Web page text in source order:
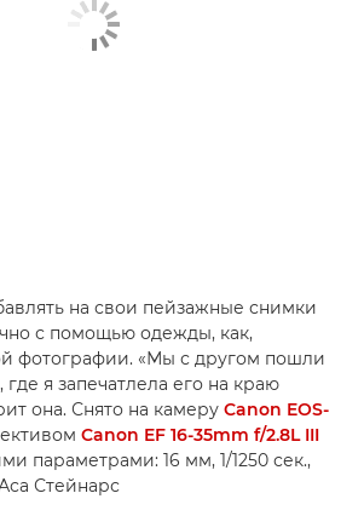
на свои пейзажные снимки
с помощью одежды, как,
фотографии. «Мы с другом пошли
я запечатлела его на краю
она. Снято на камеру Canon EOS-
Canon EF 16-35mm f/2.8L III
параметрами: 16 мм, 1/1250 сек.,
Стейнарс